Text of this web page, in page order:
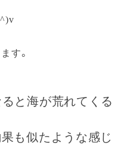
す。
と海が荒れてくる
も似たような感じ